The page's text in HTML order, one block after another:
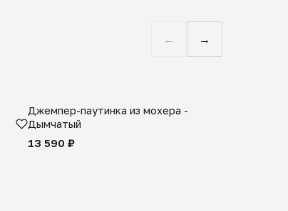
← →
Джемпер-паутинка из мохера -
Дымчатый
13 590 ₽